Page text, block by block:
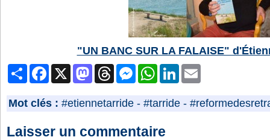
"UN BANC SUR LA FALAISE"
PartagerFacebook MastodonThreads MessengerWhatsAppLinkedIn
Mot clés : #etiennetarride - #tarride -
Laisser un commentaire